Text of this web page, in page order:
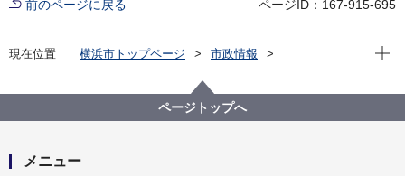
前のページに戻る ページID：167-915-695
現在位置 横浜市トップページ
市政情報
広報の企画に関すること
現在
ページトップへ
メニュー